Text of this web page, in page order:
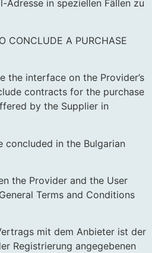
in speziellen Fällen zu
CONCLUDE A PURCHASE
the interface on the Provider’s
contracts for the purchase
by the Supplier in
concluded in the Bulgarian
the Provider and the User
Terms and Conditions
mit dem Anbieter ist der
Registrierung angegebenen